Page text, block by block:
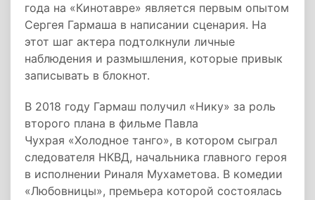
года на «Кинотавре» является первым опытом
Сергея Гармаша в написании сценария. На
этот шаг актера подтолкнули личные
наблюдения и размышления, которые привык
записывать в блокнот.
В 2018 году Гармаш получил «Нику» за роль
второго плана в фильме Павла
Чухрая «Холодное танго», в котором сыграл
следователя НКВД, начальника главного героя
в исполнении Риналя Мухаметова. В комедии
«Любовницы», премьера которой состоялась